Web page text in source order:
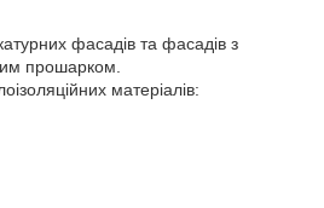
фасадів та фасадів з
прошарком.
матеріалів: